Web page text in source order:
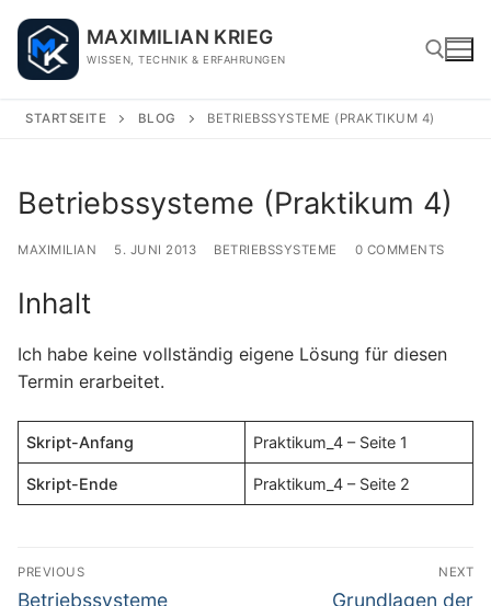
content
MAXIMILIAN KRIEG
WISSEN, TECHNIK & ERFAHRUNGEN
STARTSEITE BLOG BETRIEBSSYSTEME (PRAKTIKUM 4)
Betriebssysteme (Praktikum 4)
MAXIMILIAN 5. JUNI 2013 BETRIEBSSYSTEME 0 COMMENTS
Inhalt
Ich habe keine vollständig eigene Lösung für diesen
Termin erarbeitet.
Skript-Anfang Praktikum_4 – Seite 1
Skript-Ende Praktikum_4 – Seite 2
Beitragsnavigation
PREVIOUS
Previous
Betriebssysteme
NEXT
Next
Grundlagen der